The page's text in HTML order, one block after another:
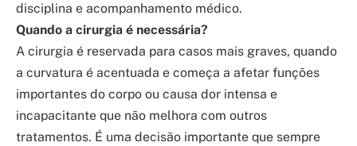
disciplina e acompanhamento médico.
Quando a cirurgia é necessária?
A cirurgia é reservada para casos mais graves, quando
a curvatura é acentuada e começa a afetar funções
importantes do corpo ou causa dor intensa e
incapacitante que não melhora com outros
tratamentos. É uma decisão importante que sempre